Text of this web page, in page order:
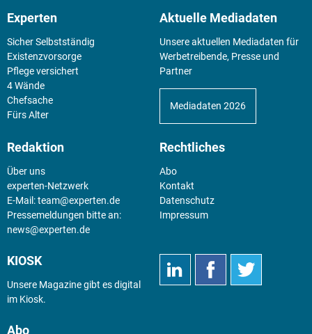
Experten
Sicher Selbstständig
Existenz­vorsorge
Pflege versichert
4 Wände
Chefsache
Fürs Alter
Aktuelle Mediadaten
Unsere aktuellen Mediadaten für
Werbetreibende, Presse und
Partner
Mediadaten 2026
Redaktion
Über uns
experten-Netzwerk
E-Mail:team@experten.de
Pressemeldungen bitte an:
news@experten.de
Rechtliches
Abo
Kontakt
Datenschutz
Impressum
KIOSK
Unsere Magazine gibt es digital
im Kiosk.
Abo